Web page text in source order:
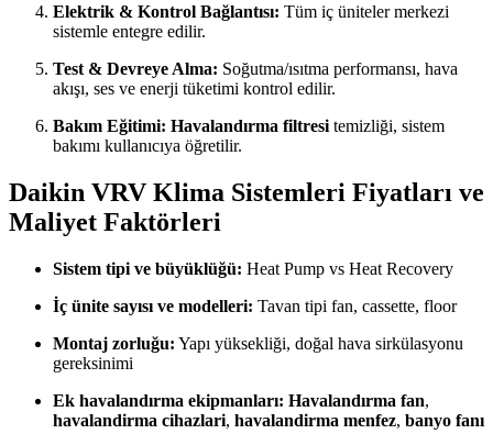
Elektrik & Kontrol Bağlantısı: Tüm iç üniteler merkezi
sistemle entegre edilir.
Test & Devreye Alma: Soğutma/ısıtma performansı, hava
akışı, ses ve enerji tüketimi kontrol edilir.
Bakım Eğitimi: Havalandırma filtresi temizliği, sistem
bakımı kullanıcıya öğretilir.
Daikin VRV Klima Sistemleri Fiyatları ve
Maliyet Faktörleri
Sistem tipi ve büyüklüğü: Heat Pump vs Heat Recovery
İç ünite sayısı ve modelleri: Tavan tipi fan, cassette, floor
Montaj zorluğu: Yapı yüksekliği, doğal hava sirkülasyonu
gereksinimi
Ek havalandırma ekipmanları: Havalandırma fan,
havalandirma cihazlari, havalandirma menfez, banyo fanı